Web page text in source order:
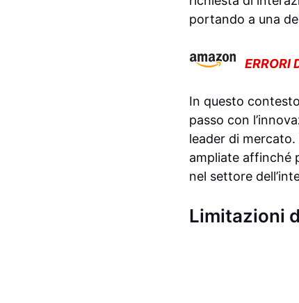
portando a una
ERRORI
In questo
passo con
leader di
ampliate affinché
nel settore
Limitazioni